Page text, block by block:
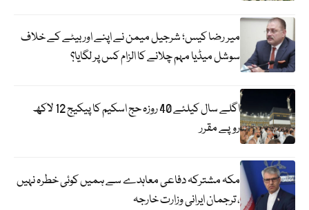
میر رضا کیس؛ شرجیل میمن نے اپنے اور بیٹے کے خلاف
سوشل میڈیا مہم چلانے کا الزام کس پر لگایا؟
اگلے سال کیلئے 40 روزہ حج اسکیم کا پیکیج 12 لاکھ
روپے مقرر
مکہ مشترکہ دفاعی معاہدے سے ہمیں کوئی خطرہ نہیں
، ترجمان ایرانی وزارت خارجہ